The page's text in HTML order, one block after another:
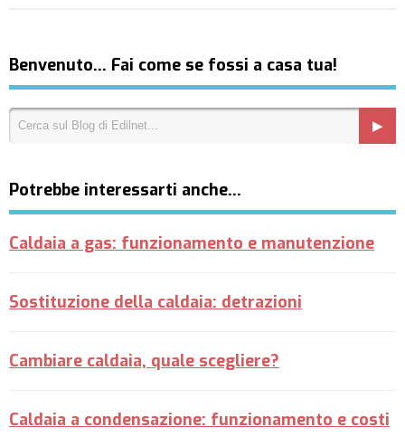
Benvenuto… Fai come se fossi a casa tua!
Potrebbe interessarti anche…
Caldaia a gas: funzionamento e manutenzione
Sostituzione della caldaia: detrazioni
Cambiare caldaia, quale scegliere?
Caldaia a condensazione: funzionamento e costi